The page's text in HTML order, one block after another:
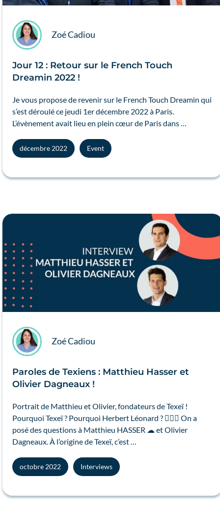
Zoé Cadiou
Jour 12 : Retour sur le French Touch
Dreamin 2022 !
Je vous propose de revenir sur le French Touch Dreamin qui
s’est déroulé ce jeudi 1er décembre 2022 à Paris.
L’évènement avait lieu en plein cœur de Paris dans …
décembre 2022 Event
Zoé Cadiou
Paroles de Texiens : Matthieu Hasser et
Olivier Dagneaux !
Portrait de Matthieu et Olivier, fondateurs de Texeï !
Pourquoi Texeï ? Pourquoi Herbert Léonard ? 🤷🏻‍♀️ On a
posé des questions à Matthieu HASSER ☁ et Olivier
Dagneaux. À l’origine de Texeï, c’est …
octobre 2022 Interviews